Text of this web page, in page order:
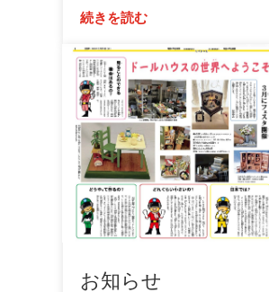
続きを読む
お知らせ